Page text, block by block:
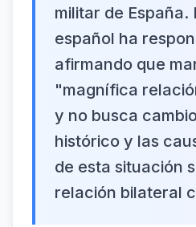
militar de España.
español ha
afirmando que
"magnífica
y no busca
histórico y las
de esta situación
relación bilateral